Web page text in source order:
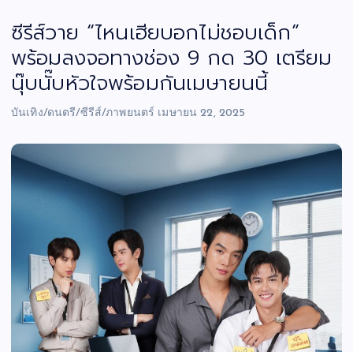
ซีรีส์วาย “ไหนเฮียบอกไม่ชอบเด็ก”
พร้อมลงจอทางช่อง 9 กด 30 เตรียม
นุ๊บนั๊บหัวใจพร้อมกันเมษายนนี้
บันเทิง/ดนตรี/ซีรีส์/ภาพยนตร์ เมษายน 22, 2025